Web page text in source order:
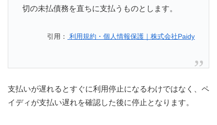
切の未払債務を直ちに支払うものとします。
引用： 利用規約・個人情報保護｜株式会社Paidy
支払いが遅れるとすぐに利用停止になるわけではなく、ペ
イディが支払い遅れを確認した後に停止となります。